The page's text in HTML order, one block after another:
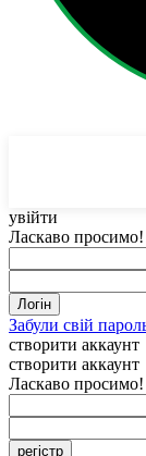
увійти
Ласкаво просимо!
Забули свій
створити аккаунт
створити аккаунт
Ласкаво просимо!